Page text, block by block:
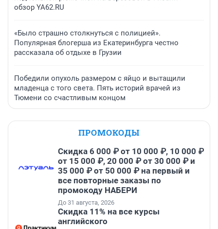
обзор YA62.RU
«Было страшно столкнуться с полицией».
Популярная блогерша из Екатеринбурга честно
рассказала об отдыхе в Грузии
Победили опухоль размером с яйцо и вытащили
младенца с того света. Пять историй врачей из
Тюмени со счастливым концом
ПРОМОКОДЫ
Скидка 6 000 ₽ от 10 000 ₽, 10 000 ₽
от 15 000 ₽, 20 000 ₽ от 30 000 ₽ и
35 000 ₽ от 50 000 ₽ на первый и
все повторные заказы по
промокоду НАБЕРИ
До 31 августа, 2026
Скидка 11% на все курсы
английского